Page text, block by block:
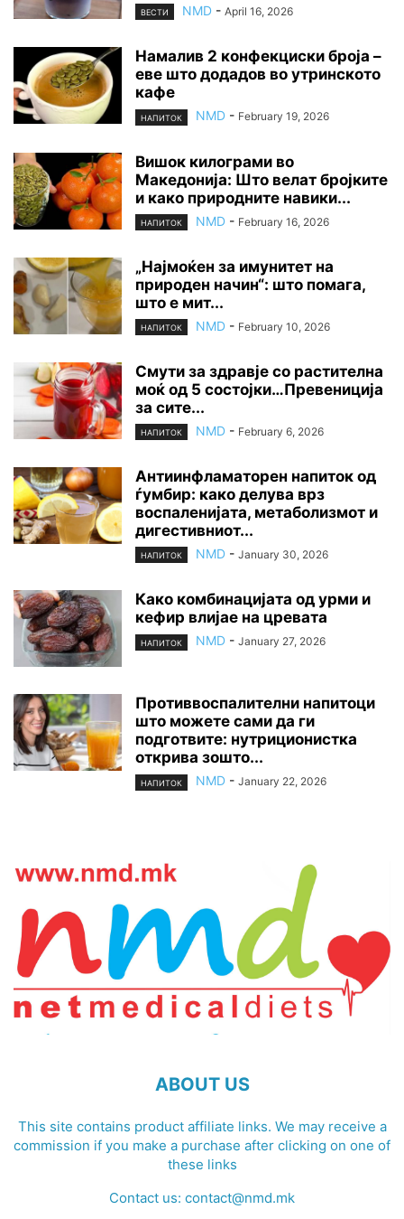
ВЕСТИ NMD - April 16, 2026
Намалив 2 конфекциски броја –
еве што додадов во утринското
кафе
НАПИТОК NMD - February 19, 2026
Вишок килограми во
Македонија: Што велат бројките
и како природните навики...
НАПИТОК NMD - February 16, 2026
„Најмоќен за имунитет на
природен начин“: што помага,
што е мит...
НАПИТОК NMD - February 10, 2026
Смути за здравје со растителна
моќ од 5 состојки…Превениција
за сите...
НАПИТОК NMD - February 6, 2026
Антиинфламаторен напиток од
ѓумбир: како делува врз
воспаленијата, метаболизмот и
дигестивниот...
НАПИТОК NMD - January 30, 2026
Како комбинацијата од урми и
кефир влијае на цревата
НАПИТОК NMD - January 27, 2026
Противвоспалителни напитоци
што можете сами да ги
подготвите: нутриционистка
открива зошто...
НАПИТОК NMD - January 22, 2026
ABOUT US
This site contains product affiliate links. We may receive a
commission if you make a purchase after clicking on one of
these links
Contact us: contact@nmd.mk